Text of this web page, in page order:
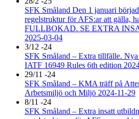
SFK Småland Den 1 januari
regelstruktur för AFS:ar att gälla,
FULLBOKAD. SE EXTRA
2025-03-04
3/12 -24
SFK Småland – Extra tillfälle.
IATF 16949 Rules 6th edition
29/11 -24
SFK Småland – KMA träff på
Arbetsmiljö och Miljö 2024-11-29
8/11 -24
SFK Småland – Extra insatt